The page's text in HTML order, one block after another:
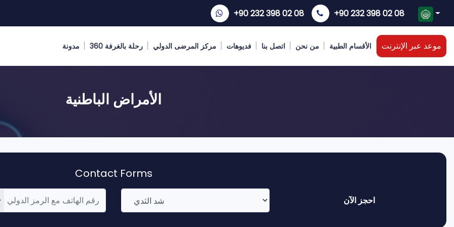
+90 232 398 02 08 +90 232 398 02 08
مدونة رحلة بالغرفة 360 مركز المرضى الدولي فديوهات اتصل بنا من نحن الأقسام الطبية موعد عبر الإنترنت
الأمراض الباطنية
Contact Forms
احجز الآن